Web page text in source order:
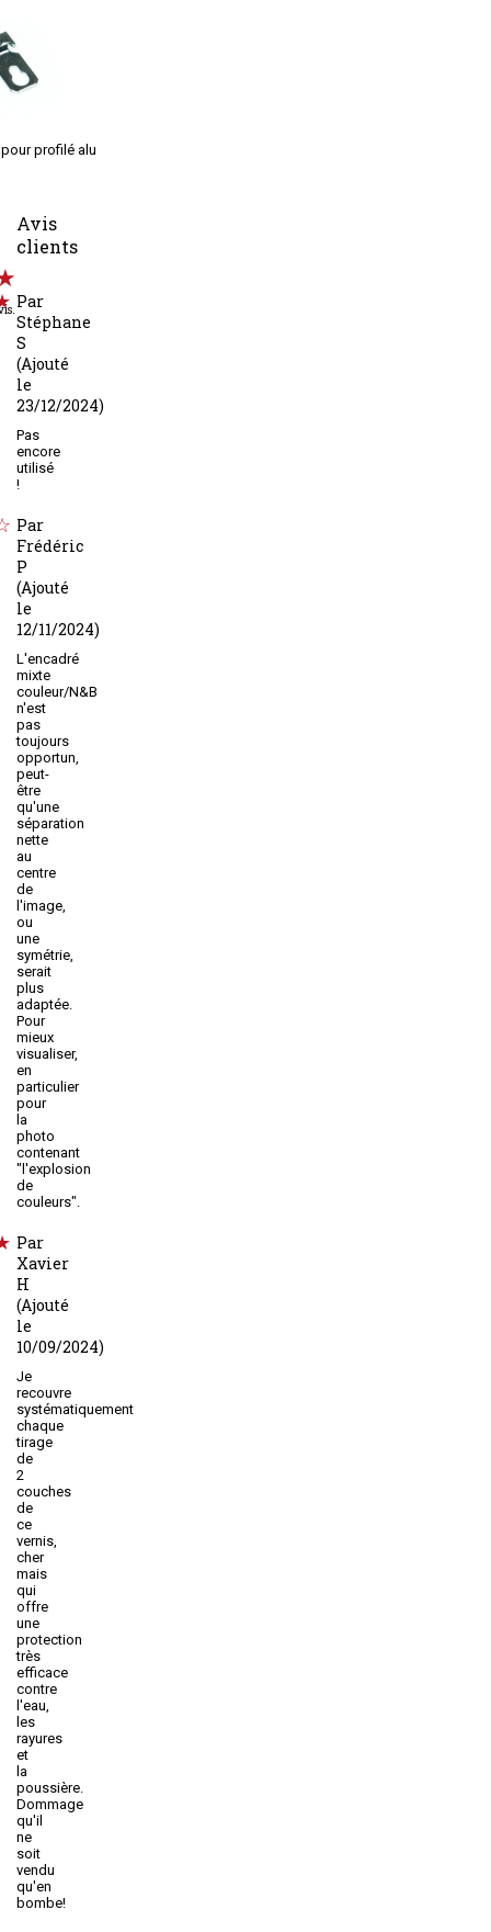
profilé alu
Avis
clients
Par
Stéphane
S
(Ajouté
le
23/12/2024)
Pas
encore
utilisé
!
Par
Frédéric
P
(Ajouté
le
12/11/2024)
L'encadré
mixte
couleur/N&B
n'est
pas
toujours
opportun,
peut-
être
qu'une
séparation
nette
au
centre
de
l'image,
ou
une
symétrie,
serait
plus
adaptée.
Pour
mieux
visualiser,
en
particulier
pour
la
photo
contenant
"l'explosion
de
couleurs".
Par
Xavier
H
(Ajouté
le
10/09/2024)
Je
recouvre
systématiquement
chaque
tirage
de
2
couches
de
ce
vernis,
cher
mais
qui
offre
une
protection
très
efficace
contre
l'eau,
les
rayures
et
la
poussière.
Dommage
qu'il
ne
soit
vendu
qu'en
bombe!